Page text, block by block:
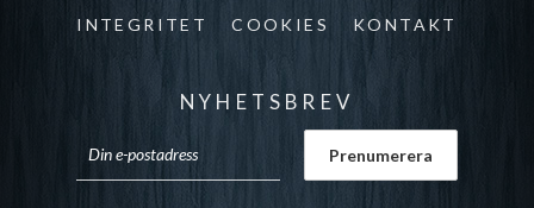
INTEGRITET COOKIES KONTAKT
NYHETSBREV